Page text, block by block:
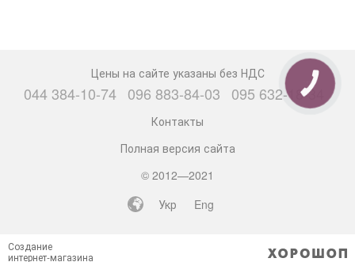
Цены на сайте указаны без НДС
044 384-10-74 096 883-84-03 095 632-18-34
Контакты
Полная версия сайта
© 2012—2021
Укр
Eng
Создание
интернет-магазина
КНОПКА
СВЯЗИ